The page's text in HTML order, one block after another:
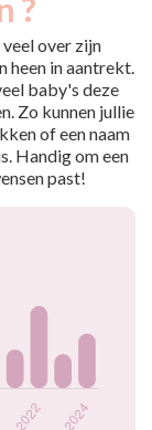
?
over zijn
heen in aantrekt.
baby's deze
Zo kunnen jullie
of een naam
Handig om een
past!